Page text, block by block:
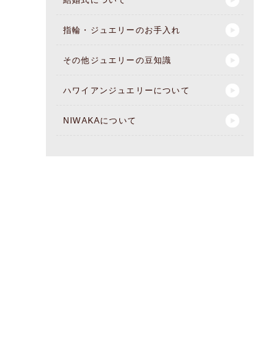
指輪・ジュエリーのお手入れ
その他ジュエリーの豆知識
ハワイアンジュエリーについて
NIWAKAについて